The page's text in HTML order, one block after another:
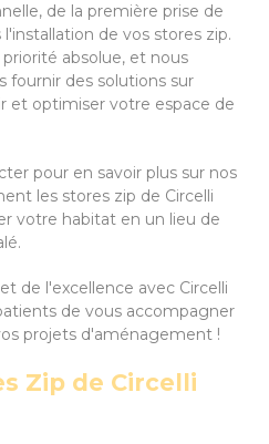
de la première prise de
de vos stores zip.
absolue, et nous
fournir des solutions sur
et optimiser votre espace de
pour en savoir plus sur nos
les stores zip de Circelli
votre habitat en un lieu de
de l'excellence avec Circelli
de vous accompagner
projets d'aménagement !
Zip de Circelli